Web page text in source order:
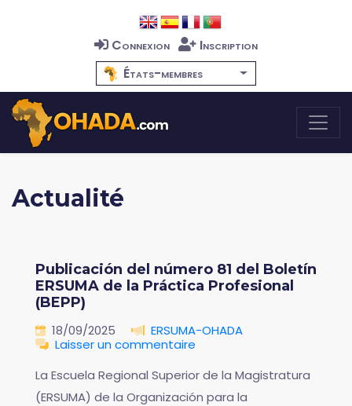
Connexion
Inscription
États-membres
Actualité
Publicación del número 81 del Boletín
ERSUMA de la Práctica Profesional
(BEPP)
18/09/2025
ERSUMA-OHADA
Laisser un commentaire
La Escuela Regional Superior de la Magistratura
(ERSUMA) de la Organización para la